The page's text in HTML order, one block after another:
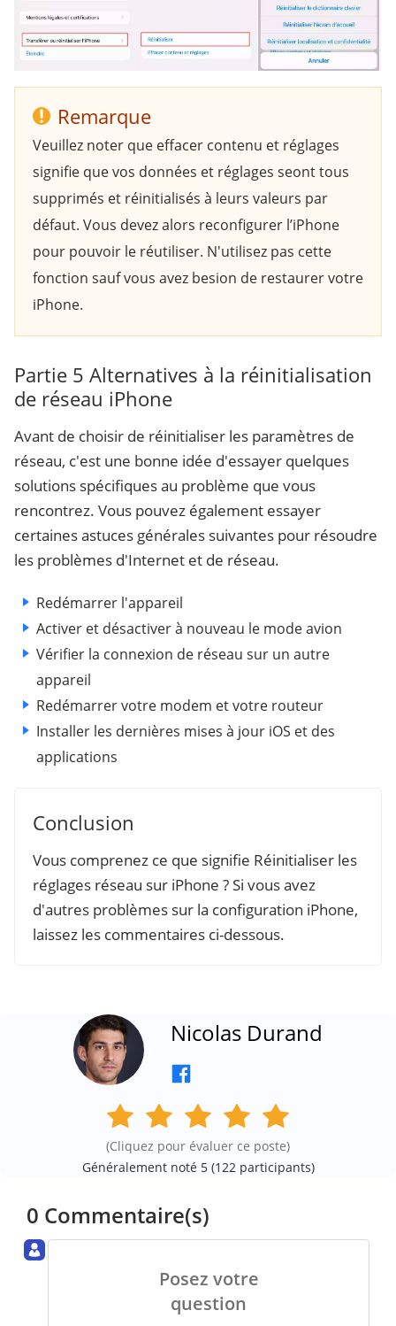
Remarque
Veuillez noter que effacer contenu et réglages
signifie que vos données et réglages seont tous
supprimés et réinitialisés à leurs valeurs par
défaut. Vous devez alors reconfigurer l’iPhone
pour pouvoir le réutiliser. N'utilisez pas cette
fonction sauf vous avez besion de restaurer votre
iPhone.
Partie 5 Alternatives à la réinitialisation
de réseau iPhone
Avant de choisir de réinitialiser les paramètres de
réseau, c'est une bonne idée d'essayer quelques
solutions spécifiques au problème que vous
rencontrez. Vous pouvez également essayer
certaines astuces générales suivantes pour résoudre
les problèmes d'Internet et de réseau.
Redémarrer l'appareil
Activer et désactiver à nouveau le mode avion
Vérifier la connexion de réseau sur un autre
appareil
Redémarrer votre modem et votre routeur
Installer les dernières mises à jour iOS et des
applications
Conclusion
Vous comprenez ce que signifie Réinitialiser les
réglages réseau sur iPhone ? Si vous avez
d'autres problèmes sur la configuration iPhone,
laissez les commentaires ci-dessous.
Nicolas Durand
(Cliquez pour évaluer ce poste)
Généralement noté 5 (122participants)
0 Commentaire(s)
Posez votre
question